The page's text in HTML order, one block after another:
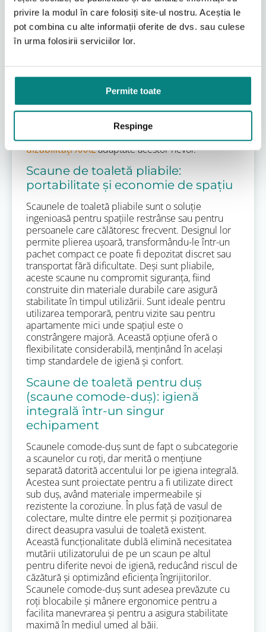
privire la modul în care folosiți site-ul nostru. Aceștia le
pot combina cu alte informații oferite de dvs. sau culese
în urma folosirii serviciilor lor.
Permite toate
Respinge
mai late și mai adânci, și o construcție generală
mult mai robustă. Capacitatea de greutate a
acestor scaune poate ajunge până la 200 kg sau
chiar mai mult, asigurând stabilitate și siguranță
rezistente, cu o atenție sporită la detaliile
structurale pentru a distribui uniform greutatea și
a preveni deformările sau cedările. Alegerea unui
scaun bariatric este esențială pentru siguranța
utilizatorului și pentru a preveni deteriorarea
echipamentului, iar noi, la Adapt RO, oferim o
gamă variată deproduse pentru persoane cu
dizabilități XXXLadaptate acestor nevoi.
Scaune de toaletă pliabile:
portabilitate și economie de spațiu
Scaunele de toaletă pliabile sunt o soluție
ingenioasă pentru spațiile restrânse sau pentru
persoanele care călătoresc frecvent. Designul lor
permite plierea ușoară, transformându-le într-un
pachet compact ce poate fi depozitat discret sau
transportat fără dificultate. Deși sunt pliabile,
aceste scaune nu compromit siguranța, fiind
construite din materiale durabile care asigură
stabilitate în timpul utilizării. Sunt ideale pentru
utilizarea temporară, pentru vizite sau pentru
apartamente mici unde spațiul este o
constrângere majoră. Această opțiune oferă o
flexibilitate considerabilă, menținând în același
timp standardele de igienă și confort.
Scaune de toaletă pentru duș
(scaune comode-duș): igienă
integrală într-un singur
echipament
Scaunele comode-duș sunt de fapt o subcategorie
a scaunelor cu roți, dar merită o mențiune
separată datorită accentului lor pe igiena integrală.
Acestea sunt proiectate pentru a fi utilizate direct
sub duș, având materiale impermeabile și
rezistente la coroziune. În plus față de vasul de
colectare, multe dintre ele permit și poziționarea
direct deasupra vasului de toaletă existent.
Această funcționalitate dublă elimină necesitatea
mutării utilizatorului de pe un scaun pe altul
pentru diferite nevoi de igienă, reducând riscul de
căzătură și optimizând eficiența îngrijitorilor.
Scaunele comode-duș sunt adesea prevăzute cu
roți blocabile și mânere ergonomice pentru a
facilita manevrarea și pentru a asigura stabilitate
maximă în mediul umed al băii.